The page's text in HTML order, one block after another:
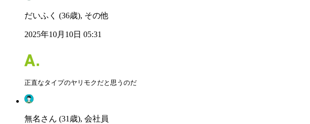
だいふく (36歳), その他
2025年10月10日 05:31
正直なタイプのヤリモクだと思うのだ
無名さん (31歳), 会社員